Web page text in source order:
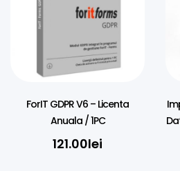
ForIT GDPR V6 – Licenta
Anuala / 1PC
121.00lei